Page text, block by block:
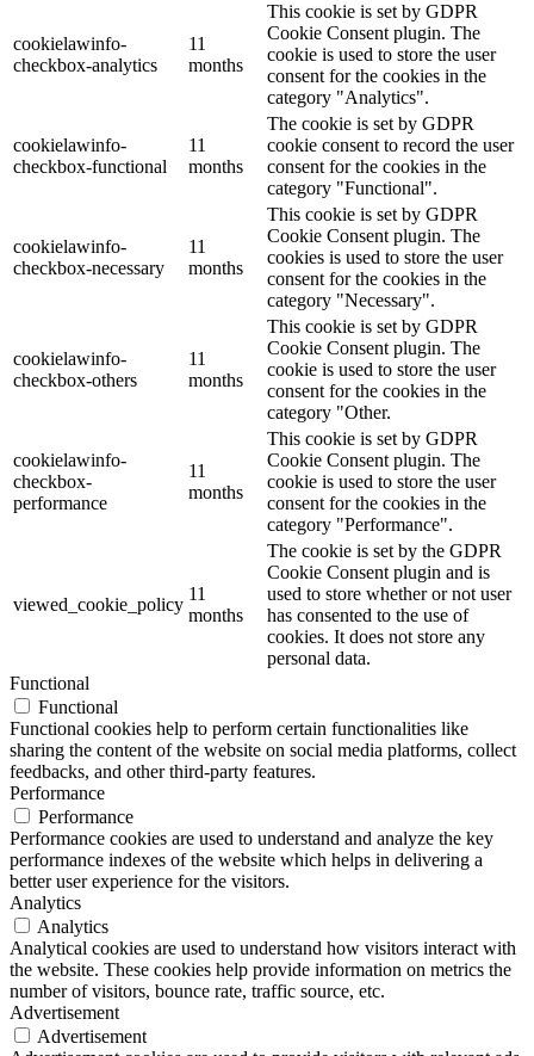
cookielawinfo-
checkbox-analytics
11
months
This cookie is set by GDPR
Cookie Consent plugin. The
cookie is used to store the user
consent for the cookies in the
category "Analytics".
cookielawinfo-
checkbox-functional
11
months
The cookie is set by GDPR
cookie consent to record the user
consent for the cookies in the
category "Functional".
cookielawinfo-
checkbox-necessary
11
months
This cookie is set by GDPR
Cookie Consent plugin. The
cookies is used to store the user
consent for the cookies in the
category "Necessary".
cookielawinfo-
checkbox-others
11
months
This cookie is set by GDPR
Cookie Consent plugin. The
cookie is used to store the user
consent for the cookies in the
category "Other.
cookielawinfo-
checkbox-
performance
11
months
This cookie is set by GDPR
Cookie Consent plugin. The
cookie is used to store the user
consent for the cookies in the
category "Performance".
viewed_cookie_policy
11
months
The cookie is set by the GDPR
Cookie Consent plugin and is
used to store whether or not user
has consented to the use of
cookies. It does not store any
personal data.
Functional
Functional
Functional cookies help to perform certain functionalities like
sharing the content of the website on social media platforms, collect
feedbacks, and other third-party features.
Performance
Performance
Performance cookies are used to understand and analyze the key
performance indexes of the website which helps in delivering a
better user experience for the visitors.
Analytics
Analytics
Analytical cookies are used to understand how visitors interact with
the website. These cookies help provide information on metrics the
number of visitors, bounce rate, traffic source, etc.
Advertisement
Advertisement